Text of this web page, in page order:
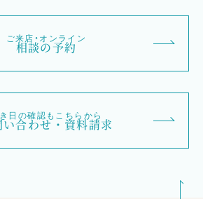
ご来店・オンライン
相談の予約
日の確認もこちらから
い合わせ・資料請求